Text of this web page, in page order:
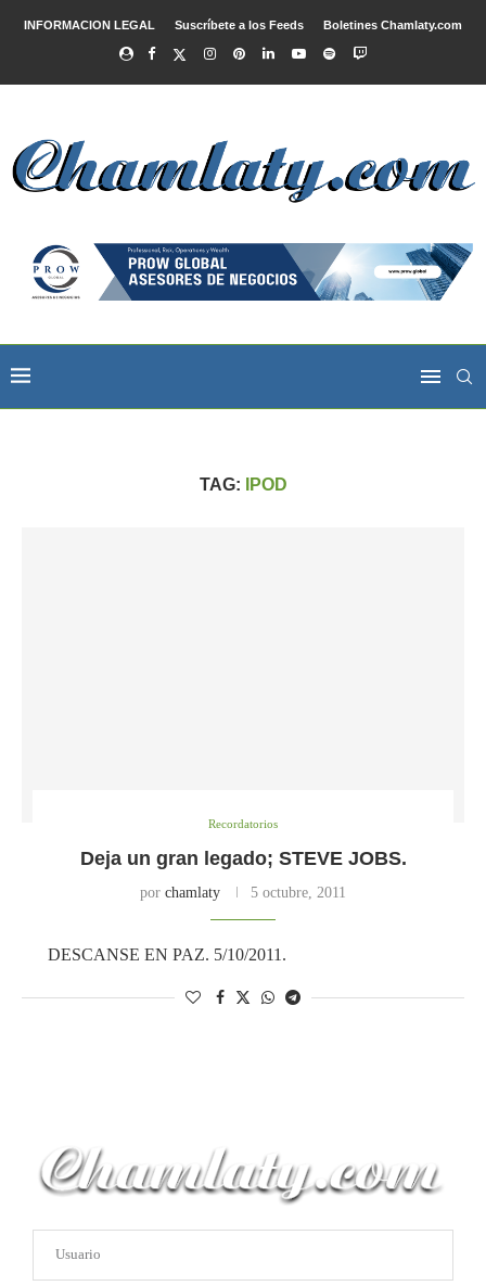
INFORMACION LEGAL Suscríbete a los Feeds Boletines Chamlaty.com
TAG: IPOD
Recordatorios
Deja un gran legado; STEVE JOBS.
por chamlaty 5 octubre, 2011
DESCANSE EN PAZ. 5/10/2011.